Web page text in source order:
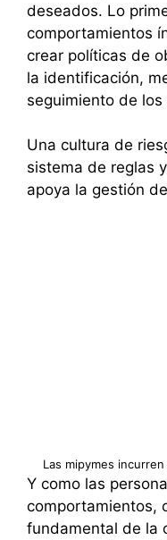
deseados. Lo
comportamientos
crear políticas de
la identificación,
seguimiento de los
Una cultura de
sistema de reglas
apoya la gestión
Las mipymes
Y como las
comportamientos,
fundamental de la